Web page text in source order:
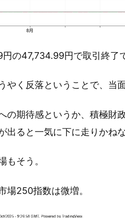
の47,734.99円で取引終了
やく反落ということで、当
の期待感というか、積極財
出ると一気に下に走りかね
もそう。
場250指数は微増。